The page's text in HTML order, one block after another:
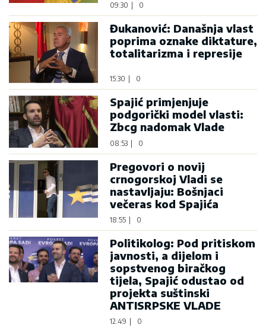
09:30 0
Đukanović: Današnja vlast
poprima oznake diktature,
totalitarizma i represije
15:30 0
Spajić primjenjuje
podgorički model vlasti:
Zbcg nadomak Vlade
08:53 0
Pregovori o novij
crnogorskoj Vladi se
nastavljaju: Bošnjaci
večeras kod Spajića
18:55 0
Politikolog: Pod pritiskom
javnosti, a dijelom i
sopstvenog biračkog
tijela, Spajić odustao od
projekta suštinski
ANTISRPSKE VLADE
12:49 0